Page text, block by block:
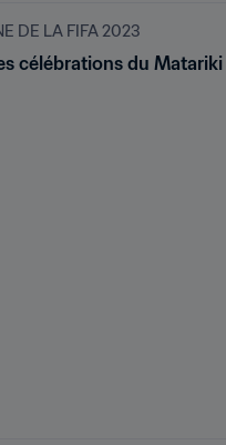
DE LA FIFA 2023
célébrations du